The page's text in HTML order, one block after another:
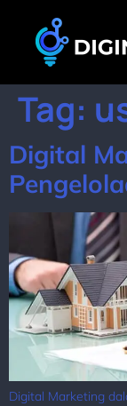
Tag:
Digital
Digital Marketing